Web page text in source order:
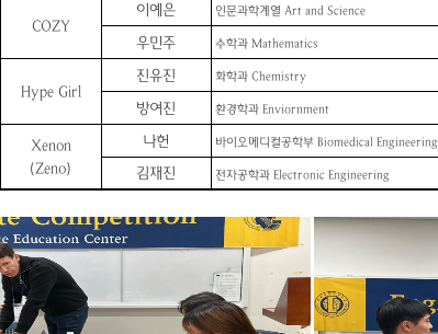
COZY
이예은 인문과학계열 Art and Science
우민주 수학과 Mathematics
Hype Girl
진유진 화학과 Chemistry
방여진 환경학과 Enviornment
Xenon
(Zeno)
나헌 바이오메디컬공학부 Biomedical Engineering
김재진 전자공학과 Electronic Engineering